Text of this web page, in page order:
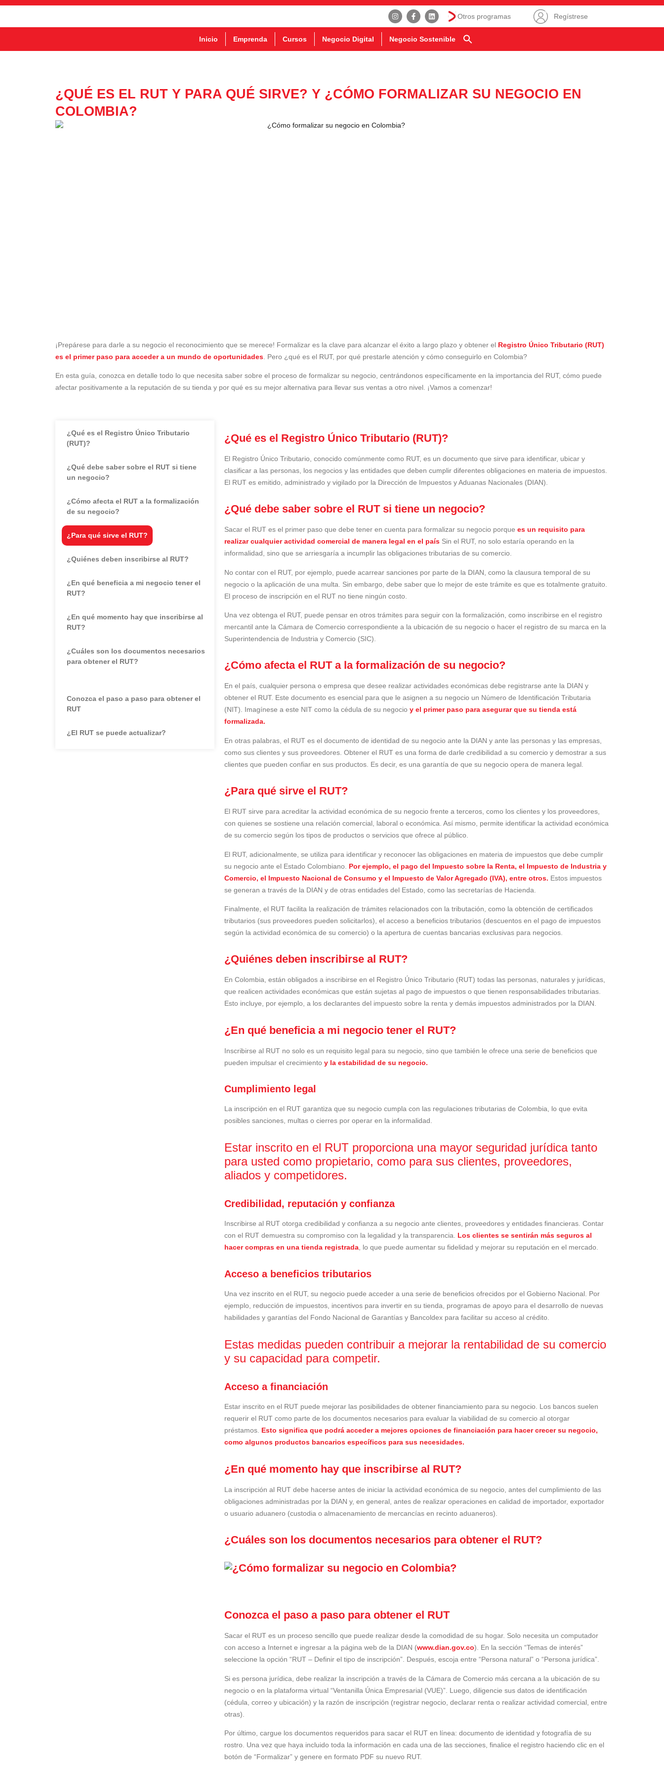
Otros programas Regístrese
Inicio Emprenda Cursos Negocio Digital Negocio Sostenible
¿QUÉ ES EL RUT Y PARA QUÉ SIRVE? Y ¿CÓMO FORMALIZAR SU NEGOCIO EN
COLOMBIA?
¡Prepárese para darle a su negocio el reconocimiento que se merece! Formalizar es la clave para alcanzar el éxito a largo plazo y obtener el Registro Único Tributario (RUT)
es el primer paso para acceder a un mundo de oportunidades . Pero ¿qué es el RUT, por qué prestarle atención y cómo conseguirlo en Colombia?
En esta guía, conozca en detalle todo lo que necesita saber sobre el proceso de formalizar su negocio, centrándonos específicamente en la importancia del RUT, cómo puede
afectar positivamente a la reputación de su tienda y por qué es su mejor alternativa para llevar sus ventas a otro nivel. ¡Vamos a comenzar!
¿Qué es el Registro Único Tributario
(RUT)?
¿Qué debe saber sobre el RUT si tiene
un negocio?
¿Cómo afecta el RUT a la formalización
de su negocio?
¿Para qué sirve el RUT?
¿Quiénes deben inscribirse al RUT?
¿En qué beneficia a mi negocio tener el
RUT?
¿En qué momento hay que inscribirse al
RUT?
¿Cuáles son los documentos necesarios
para obtener el RUT?
Conozca el paso a paso para obtener el
RUT
¿El RUT se puede actualizar?
¿Qué es el Registro Único Tributario (RUT)?
El Registro Único Tributario, conocido comúnmente como RUT, es un documento que sirve para identificar, ubicar y
clasificar a las personas, los negocios y las entidades que deben cumplir diferentes obligaciones en materia de impuestos.
El RUT es emitido, administrado y vigilado por la Dirección de Impuestos y Aduanas Nacionales (DIAN).
¿Qué debe saber sobre el RUT si tiene un negocio?
Sacar el RUT es el primer paso que debe tener en cuenta para formalizar su negocio porque es un requisito para
realizar cualquier actividad comercial de manera legal en el país Sin el RUT, no solo estaría operando en la
informalidad, sino que se arriesgaría a incumplir las obligaciones tributarias de su comercio.
No contar con el RUT, por ejemplo, puede acarrear sanciones por parte de la DIAN, como la clausura temporal de su
negocio o la aplicación de una multa. Sin embargo, debe saber que lo mejor de este trámite es que es totalmente gratuito.
El proceso de inscripción en el RUT no tiene ningún costo.
Una vez obtenga el RUT, puede pensar en otros trámites para seguir con la formalización, como inscribirse en el registro
mercantil ante la Cámara de Comercio correspondiente a la ubicación de su negocio o hacer el registro de su marca en la
Superintendencia de Industria y Comercio (SIC).
¿Cómo afecta el RUT a la formalización de su negocio?
En el país, cualquier persona o empresa que desee realizar actividades económicas debe registrarse ante la DIAN y
obtener el RUT. Este documento es esencial para que le asignen a su negocio un Número de Identificación Tributaria
(NIT). Imagínese a este NIT como la cédula de su negocio y el primer paso para asegurar que su tienda está
formalizada.
En otras palabras, el RUT es el documento de identidad de su negocio ante la DIAN y ante las personas y las empresas,
como sus clientes y sus proveedores. Obtener el RUT es una forma de darle credibilidad a su comercio y demostrar a sus
clientes que pueden confiar en sus productos. Es decir, es una garantía de que su negocio opera de manera legal.
¿Para qué sirve el RUT?
El RUT sirve para acreditar la actividad económica de su negocio frente a terceros, como los clientes y los proveedores,
con quienes se sostiene una relación comercial, laboral o económica. Así mismo, permite identificar la actividad económica
de su comercio según los tipos de productos o servicios que ofrece al público.
El RUT, adicionalmente, se utiliza para identificar y reconocer las obligaciones en materia de impuestos que debe cumplir
su negocio ante el Estado Colombiano. Por ejemplo, el pago del Impuesto sobre la Renta, el Impuesto de Industria y
Comercio, el Impuesto Nacional de Consumo y el Impuesto de Valor Agregado (IVA), entre otros. Estos impuestos
se generan a través de la DIAN y de otras entidades del Estado, como las secretarías de Hacienda.
Finalmente, el RUT facilita la realización de trámites relacionados con la tributación, como la obtención de certificados
tributarios (sus proveedores pueden solicitarlos), el acceso a beneficios tributarios (descuentos en el pago de impuestos
según la actividad económica de su comercio) o la apertura de cuentas bancarias exclusivas para negocios.
¿Quiénes deben inscribirse al RUT?
En Colombia, están obligados a inscribirse en el Registro Único Tributario (RUT) todas las personas, naturales y jurídicas,
que realicen actividades económicas que están sujetas al pago de impuestos o que tienen responsabilidades tributarias.
Esto incluye, por ejemplo, a los declarantes del impuesto sobre la renta y demás impuestos administrados por la DIAN.
¿En qué beneficia a mi negocio tener el RUT?
Inscribirse al RUT no solo es un requisito legal para su negocio, sino que también le ofrece una serie de beneficios que
pueden impulsar el crecimiento y la estabilidad de su negocio.
Cumplimiento legal
La inscripción en el RUT garantiza que su negocio cumpla con las regulaciones tributarias de Colombia, lo que evita
posibles sanciones, multas o cierres por operar en la informalidad.
Estar inscrito en el RUT proporciona una mayor seguridad jurídica tanto
para usted como propietario, como para sus clientes, proveedores,
aliados y competidores.
Credibilidad, reputación y confianza
Inscribirse al RUT otorga credibilidad y confianza a su negocio ante clientes, proveedores y entidades financieras. Contar
con el RUT demuestra su compromiso con la legalidad y la transparencia. Los clientes se sentirán más seguros al
hacer compras en una tienda registrada, lo que puede aumentar su fidelidad y mejorar su reputación en el mercado.
Acceso a beneficios tributarios
Una vez inscrito en el RUT, su negocio puede acceder a una serie de beneficios ofrecidos por el Gobierno Nacional. Por
ejemplo, reducción de impuestos, incentivos para invertir en su tienda, programas de apoyo para el desarrollo de nuevas
habilidades y garantías del Fondo Nacional de Garantías y Bancoldex para facilitar su acceso al crédito.
Estas medidas pueden contribuir a mejorar la rentabilidad de su comercio
y su capacidad para competir.
Acceso a financiación
Estar inscrito en el RUT puede mejorar las posibilidades de obtener financiamiento para su negocio. Los bancos suelen
requerir el RUT como parte de los documentos necesarios para evaluar la viabilidad de su comercio al otorgar
préstamos. Esto significa que podrá acceder a mejores opciones de financiación para hacer crecer su negocio,
como algunos productos bancarios específicos para sus necesidades.
¿En qué momento hay que inscribirse al RUT?
La inscripción al RUT debe hacerse antes de iniciar la actividad económica de su negocio, antes del cumplimiento de las
obligaciones administradas por la DIAN y, en general, antes de realizar operaciones en calidad de importador, exportador
o usuario aduanero (custodia o almacenamiento de mercancías en recinto aduaneros).
¿Cuáles son los documentos necesarios para obtener el RUT?
Conozca el paso a paso para obtener el RUT
Sacar el RUT es un proceso sencillo que puede realizar desde la comodidad de su hogar. Solo necesita un computador
con acceso a Internet e ingresar a la página web de la DIAN (www.dian.gov.co). En la sección “Temas de interés”
seleccione la opción “RUT – Definir el tipo de inscripción”. Después, escoja entre “Persona natural” o “Persona jurídica”.
Si es persona jurídica, debe realizar la inscripción a través de la Cámara de Comercio más cercana a la ubicación de su
negocio o en la plataforma virtual “Ventanilla Única Empresarial (VUE)”. Luego, diligencie sus datos de identificación
(cédula, correo y ubicación) y la razón de inscripción (registrar negocio, declarar renta o realizar actividad comercial, entre
otras).
Por último, cargue los documentos requeridos para sacar el RUT en línea: documento de identidad y fotografía de su
rostro. Una vez que haya incluido toda la información en cada una de las secciones, finalice el registro haciendo clic en el
botón de “Formalizar” y genere en formato PDF su nuevo RUT.